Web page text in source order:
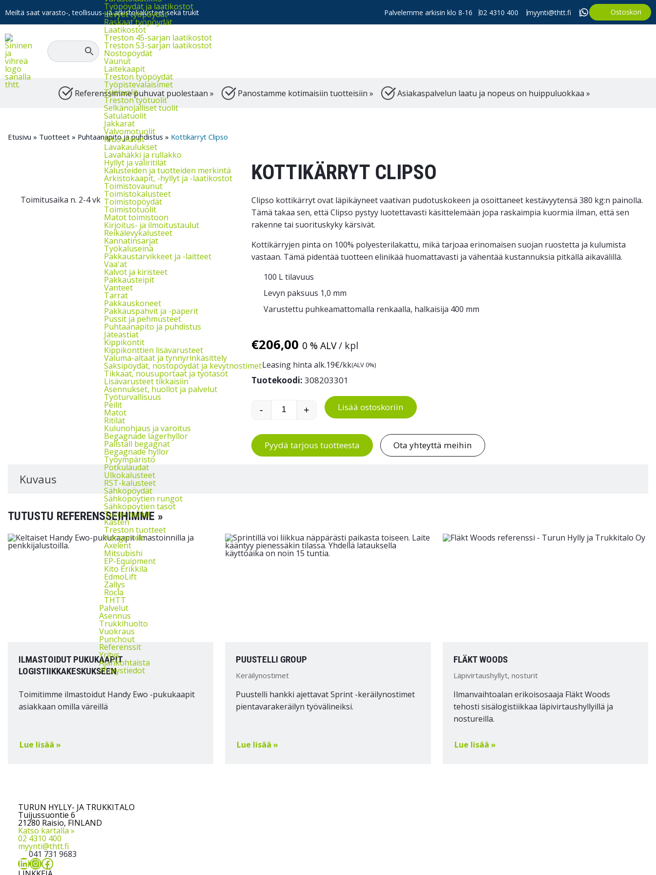
Meiltä saat varasto-, teollisuus- ja arkistokalusteet sekä trukit Palvelemme arkisin klo 8-16 02 4310 400 myynti@thtt.fi Ostoskori
Työpöydät ja laatikostot
Kevyet työpöydät
Raskaat työpöydät
Laatikostot
Treston 45-sarjan laatikostot
Treston 53-sarjan laatikostot
Nostopöydät
Vaunut
Laitekaapit
Treston työpöydät
Työpistevalaisimet
Työtuolit
Treston työtuolit
Selkänojalliset tuolit
Satulatuolit
Jakkarat
Valvomotuolit
Muovilavat
Lavakaulukset
Lavahäkki ja rullakko
Hyllyt ja väliritilät
Kalusteiden ja tuotteiden merkintä
Arkistokaapit, -hyllyt ja -laatikostot
Toimistovaunut
Toimistokalusteet
Toimistopöydät
Toimistotuolit
Matot toimistoon
Kirjoitus- ja ilmoitustaulut
Reikälevykalusteet
Kannatinsarjat
Työkaluseinä
Pakkaustarvikkeet ja -laitteet
Vaa'at
Kalvot ja kiristeet
Pakkausteipit
Vanteet
Tarrat
Pakkauskoneet
Pakkauspahvit ja -paperit
Pussit ja pehmusteet
Puhtaanapito ja puhdistus
Jäteastiat
Kippikontit
Kippikonttien lisävarusteet
Valuma-altaat ja tynnyrinkäsittely
Saksipöydät, nostopöydät ja kevytnostimet
Tikkaat, nousuportaat ja työtasot
Lisävarusteet tikkaisiin
Asennukset, huollot ja palvelut
Työturvallisuus
Peilit
Matot
Ritilät
Kulunohjaus ja varoitus
Begagnade lagerhyllor
Pallställ begagnat
Begagnade hyllor
Työympäristö
Potkulaudat
Ulkokalusteet
RST-kalusteet
Sähköpöydät
Sähköpöytien rungot
Sähköpöytien tasot
Tuotemerkit
Kasten
Treston tuotteet
Kongamek
Axelent
Mitsubishi
EP-Equipment
Kito Erikkilä
EdmoLift
Zallys
Rocla
THTT
Palvelut
Asennus
Trukkihuolto
Vuokraus
Punchout
Referenssit
Yritys
Ajankohtaista
Yhteystiedot
Referenssimme puhuvat puolestaan » Panostamme kotimaisiin tuotteisiin » Asiakaspalvelun laatu ja nopeus on huippuluokkaa »
Etusivu » Tuotteet » Puhtaanapito ja puhdistus » Kottikärryt Clipso
Toimitusaika n. 2-4 vk
KOTTIKÄRRYT CLIPSO
Clipso kottikärryt ovat läpikäyneet vaativan pudotuskokeen ja osoittaneet kestävyytensä 380 kg:n painolla.
Tämä takaa sen, että Clipso pystyy luotettavasti käsittelemään jopa raskaimpia kuormia ilman, että sen
rakenne tai suorituskyky kärsivät.
Kottikärryjen pinta on 100% polyesterilakattu, mikä tarjoaa erinomaisen suojan ruostetta ja kulumista
vastaan. Tämä pidentää tuotteen elinikää huomattavasti ja vähentää kustannuksia pitkällä aikavälillä.
100 L tilavuus
Levyn paksuus 1,0 mm
Varustettu puhkeamattomalla renkaalla, halkaisija 400 mm
€206,00 0 % ALV/ kpl
Leasing hinta alk.19€/kk(ALV 0%)
Tuotekoodi: 308203301
Kottikärryt Clipso määrä
- + Lisää ostoskoriin
Pyydä tarjous tuotteesta Ota yhteyttä meihin
Kuvaus
TUTUSTU REFERENSSEIHIMME »
ILMASTOIDUT PUKUKAAPIT
LOGISTIIKKAKESKUKSEEN
Toimitimme ilmastoidut Handy Ewo -pukukaapit
asiakkaan omilla väreillä
Lue lisää »
PUUSTELLI GROUP
Keräilynostimet
Puustelli hankki ajettavat Sprint -keräilynostimet
pientavarakeräilyn työvälineiksi.
Lue lisää »
FLÄKT WOODS
Läpivirtaushyllyt, nosturit
Ilmanvaihtoalan erikoisosaaja Fläkt Woods
tehosti sisälogistiikkaa läpivirtaushyllyillä ja
nostureilla.
Lue lisää »
TURUN HYLLY- JA TRUKKITALO
Tuijussuontie 6
21280 Raisio, FINLAND
Katso kartalla »
02 4310 400
myynti@thtt.fi
041 731 9683
LinkedIn
Instagram
Facebook